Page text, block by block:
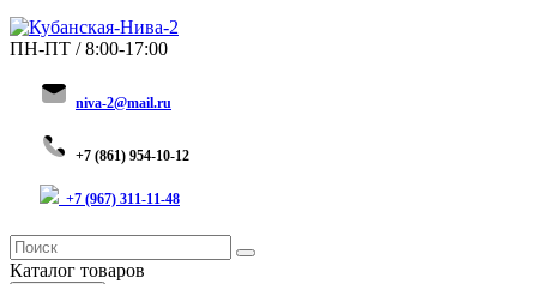
ПН-ПТ / 8:00-17:00
niva-2@mail.ru
+7 (861) 954-10-12
+7 (967) 311-11-48
Каталог товаров